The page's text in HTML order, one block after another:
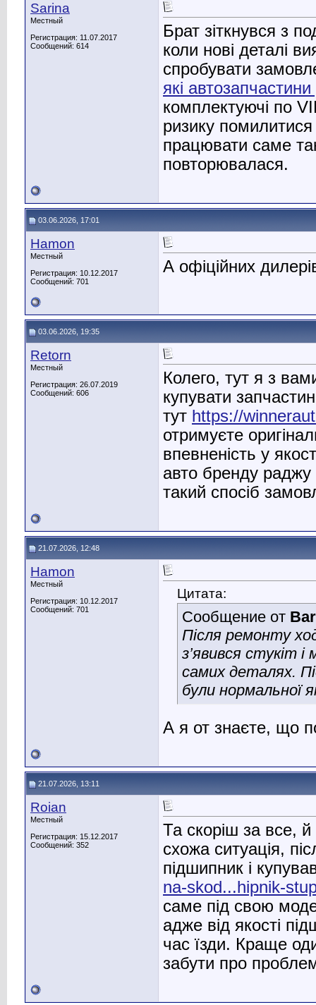
Sarina
Местный
Регистрация: 11.07.2017
Сообщений: 614
Брат зіткнувся з
коли нові деталі
спробувати
які
комплектуючі по
ризику
працювати саме
повторювалася.
03.06.2026, 17:01
Hamon
Местный
Регистрация: 10.12.2017
Сообщений: 701
А офіційних
03.06.2026, 19:35
Retorn
Местный
Регистрация: 26.07.2019
Сообщений: 606
Колего, тут я з
купувати
тут https://
отримуєте
впевненість у
авто бренду
такий спосіб
21.07.2026, 12:48
Hamon
Местный
Регистрация: 10.12.2017
Сообщений: 701
Цитата:
Сообщение от
Після ремонту
з’явився стукіт
самих деталях.
були нормальної
А я от знаєте, що
21.07.2026, 13:11
Roian
Местный
Регистрация: 15.12.2017
Сообщений: 352
Та скоріш за все,
схожа ситуація,
підшипник і
na-skod...hipnik-
саме під свою
адже від якості
час їзди. Краще
забути про